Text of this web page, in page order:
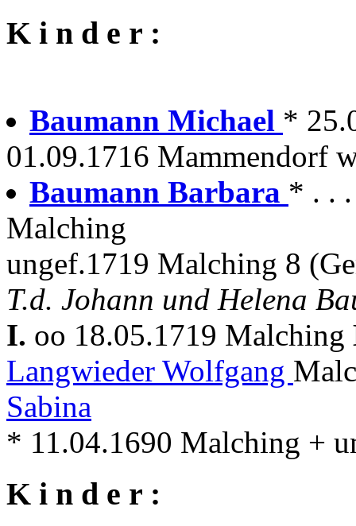
K i n d e r :
Baumann Michael *
01.09.1716 Mammendorf
Baumann Barbara * . .
Malching
ungef.1719 Malching 8
T.d. Johann und Helena
I. oo 18.05.1719 Malching
Langwieder Wolfgang
Sabina
* 11.04.1690 Malching +
K i n d e r :